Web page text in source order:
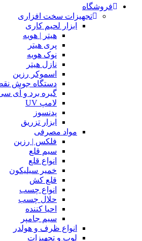
فروشگاه
تجهیزات سخت افزاری
ابزار لحیم کاری
هیتر | هویه
پری هیتر
نوک هویه
نازل هیتر
اسموکر رزین
دستگاه جوش
گیره برد و آی
لامپ UV
پدنسوز
ابزار تزریق
مواد مصرفی
فلکس | رزین
سیم قلع
انواع قلع
خمیر سیلیکون
قلع کش
انواع چسب
حلال چسب
احیا کننده
سیم جامپر
انواع ظرف و هولدر
لوپ و تجهیزات